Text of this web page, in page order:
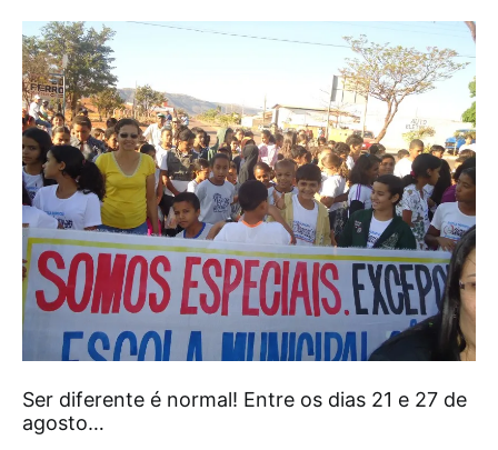
Ser diferente é normal! Entre os dias 21 e 27 de
agosto…